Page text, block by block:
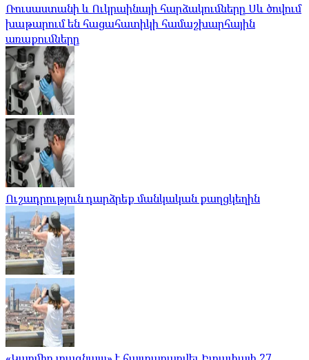
Ռուսաստանի և Ուկրաինայի հարձակումները Սև ծովում
խաթարում են հացահատիկի համաշխարհային
առաքումները
Ուշադրություն դարձրեք մանկական քաղցկեղին